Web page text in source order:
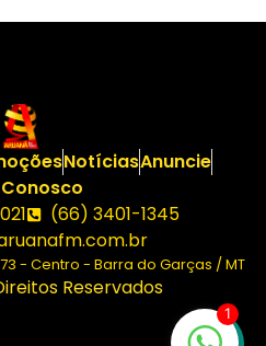
NotíciasAnuncie
(66) 3401-1345
- Centro - Barra do Garças / MT
Reservados
1